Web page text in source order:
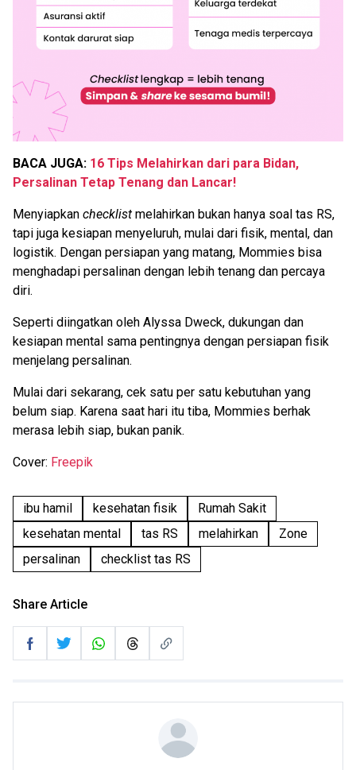
BACA JUGA: 16 Tips Melahirkan dari para Bidan,
Persalinan Tetap Tenang dan Lancar!
Menyiapkan checklist melahirkan bukan hanya soal tas RS,
tapi juga kesiapan menyeluruh, mulai dari fisik, mental, dan
logistik. Dengan persiapan yang matang, Mommies bisa
menghadapi persalinan dengan lebih tenang dan percaya
diri.
Seperti diingatkan oleh Alyssa Dweck, dukungan dan
kesiapan mental sama pentingnya dengan persiapan fisik
menjelang persalinan.
Mulai dari sekarang, cek satu per satu kebutuhan yang
belum siap. Karena saat hari itu tiba, Mommies berhak
merasa lebih siap, bukan panik.
Cover: Freepik
ibu hamil kesehatan fisik
Rumah Sakit
kesehatan mental
tas RS melahirkan
Zone
persalinan
checklist tas RS
Share Article